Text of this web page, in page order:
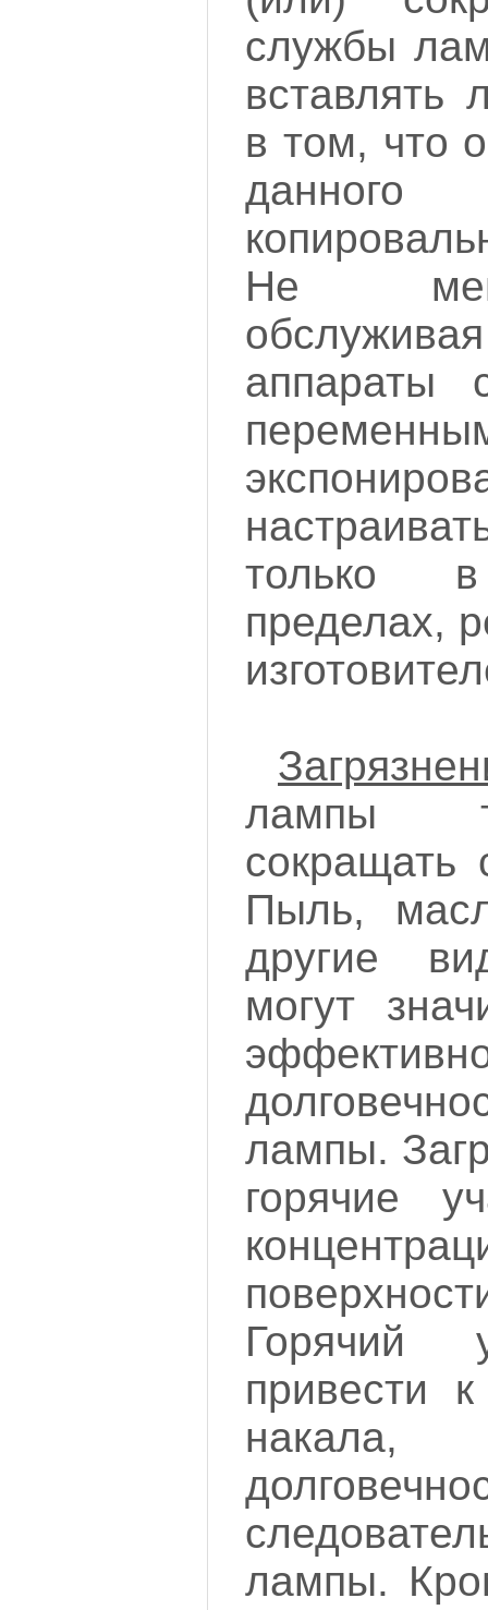
службы
вставлять
в том, что
данного
Не
аппараты
только в
пределах,
лампы
сокращать
Пыль,
другие
могут
лампы.
горячие
Горячий
привести
лампы.